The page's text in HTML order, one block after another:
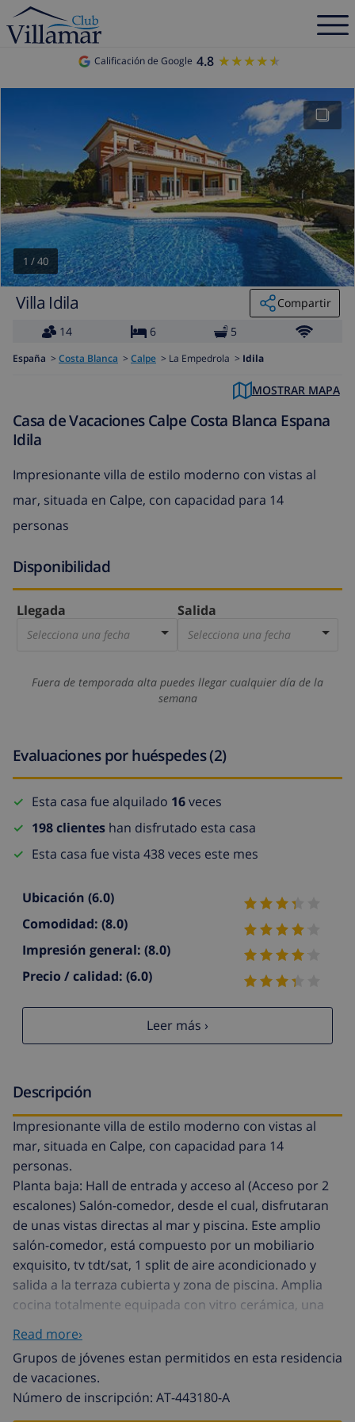
Calificación de Google 4.8 ★★★★★
★★★★★
1 /40
Villa Idila
Compartir
14
6 5
España > Costa Blanca > Calpe > La Empedrola > Idila
MOSTRAR MAPA
Casa de Vacaciones Calpe Costa Blanca Espana
Idila
Impresionante villa de estilo moderno con vistas al
mar, situada en Calpe, con capacidad para 14
personas
Disponibilidad
Llegada
Selecciona una fecha
Salida
Selecciona una fecha
Fuera de temporada alta puedes llegar cualquier día de la
semana
Evaluaciones por huéspedes (2)
Esta casa fue alquilado 16veces
198 clientes han disfrutado esta casa
Esta casa fue vista 438 veces este mes
Ubicación (6.0)
Comodidad: (8.0)
Impresión general: (8.0)
Precio / calidad: (6.0)
Leer más ›
Descripción
Impresionante villa de estilo moderno con vistas al
mar, situada en Calpe, con capacidad para 14
personas.
Planta baja: Hall de entrada y acceso al (Acceso por 2
escalones) Salón-comedor, desde el cual, disfrutaran
de unas vistas directas al mar y piscina. Este amplio
salón-comedor, está compuesto por un mobiliario
exquisito, tv tdt/sat, 1 split de aire acondicionado y
salida a la terraza cubierta y zona de piscina. Amplia
cocina totalmente equipada con vitro cerámica, una
separado, horno, lavavajillas, microondas y menaje de
cocina. 1 cuarto con lavadora. En esta planta, se
encuentra un espacioso dormitorio con 1 cama de
matrimonio, 1 cama individual y 1 split de aire
Read more›
Grupos de jóvenes estan permitidos en esta residencia
de vacaciones.
Número de inscripción: AT-443180-A